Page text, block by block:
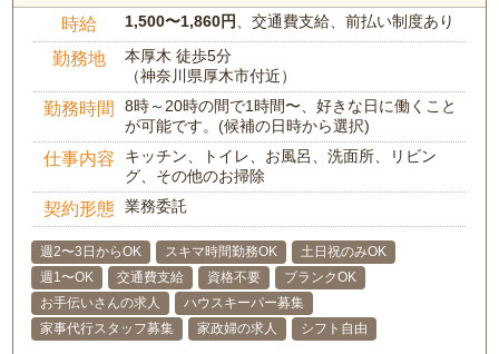
時給 1,500〜1,860円 、交通費支給、前払い制度あり
勤務地
本厚木 徒歩5分
（神奈川県厚木市付近）
勤務時間
8時～20時の間で1時間〜、好きな日に働くこと
が可能です。(候補の日時から選択)
仕事内容
キッチン、トイレ、お風呂、洗面所、リビン
グ、その他のお掃除
契約形態 業務委託
週2〜3日からOK スキマ時間勤務OK
土日祝のみOK
週1〜OK
交通費支給 資格不要
ブランクOK
お手伝いさんの求人
ハウスキーパー募集
家事代行スタッフ募集
家政婦の求人 シフト自由